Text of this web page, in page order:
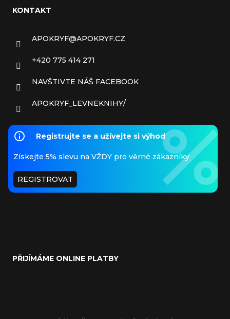
KONTAKT
APOKRYF@APOKRYF.CZ
+420 775 414 271
NAVŠTIVTE NÁŠ FACEBOOK
APOKRYF_LEVNEKNIHY/
Registrujte se a užívejte si výhod
Získejte 5% slevu na VŽDY pro věrné zákazníky
REGISTROVAT
PŘIJÍMÁME ONLINE PLATBY